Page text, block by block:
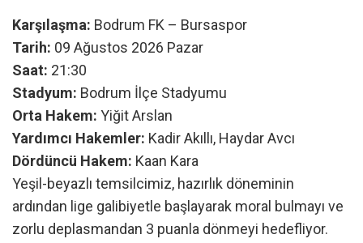
Karşılaşma: Bodrum FK – Bursaspor
Tarih: 09 Ağustos 2026 Pazar
Saat: 21:30
Stadyum: Bodrum İlçe Stadyumu
Orta Hakem: Yiğit Arslan
Yardımcı Hakemler: Kadir Akıllı, Haydar Avcı
Dördüncü Hakem: Kaan Kara
Yeşil-beyazlı temsilcimiz, hazırlık döneminin
ardından lige galibiyetle başlayarak moral bulmayı ve
zorlu deplasmandan 3 puanla dönmeyi hedefliyor.